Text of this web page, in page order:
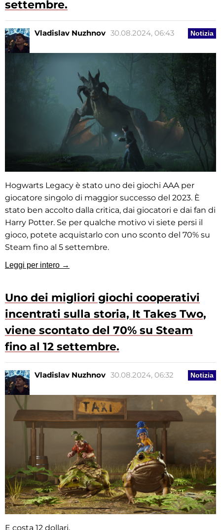
settembre.
Notizia
Vladislav Nuzhnov 30.08.2024, 06:43
Hogwarts Legacy è stato uno dei giochi AAA per
giocatore singolo di maggior successo del 2023. È
stato ben accolto dalla critica, dai giocatori e dai fan di
Harry Potter. Se per qualche motivo vi siete persi il
gioco, potete acquistarlo con uno sconto del 70% su
Steam fino al 5 settembre.
Leggi per intero →
Uno dei migliori giochi cooperativi
incentrati sulla storia, It Takes Two,
viene scontato del 70% su Steam
fino al 12 settembre.
Notizia
Vladislav Nuzhnov 30.08.2024, 06:32
E costa 12 dollari.